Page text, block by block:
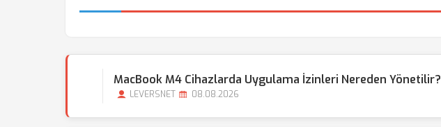
MacBook M4 Cihazlarda Uygulama İzinleri Nereden Yönetilir?
LEVERSNET 08.08.2026